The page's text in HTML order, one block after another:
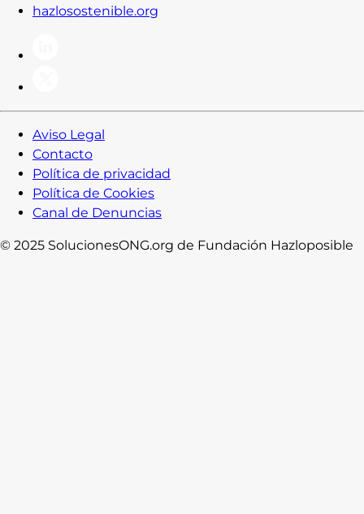
hazlosostenible.org
Aviso Legal
Contacto
Política de privacidad
Política de Cookies
Canal de Denuncias
© 2025 SolucionesONG.org de Fundación Hazloposible